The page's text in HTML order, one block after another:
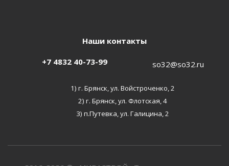
Наши контакты
+7 4832 40-73-99 so32@so32.ru
1) г. Брянск, ул. Войстроченко, 2
2) г. Брянск, ул. Флотская, 4
3) п.Путевка, ул. Галицина, 2